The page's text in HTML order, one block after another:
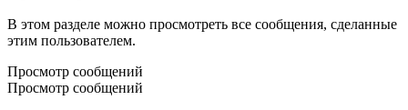
В этом разделе можно просмотреть все сообщения, сделанные
этим пользователем.
Просмотр сообщений
Просмотр сообщений